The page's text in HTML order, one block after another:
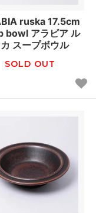
ruska 17.5cm
bowl アラビア ル
スープボウル
SOLD OUT